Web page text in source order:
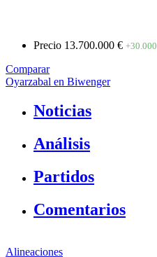
Precio 13.700.000 € +30.000
Comparar
Oyarzabal en Biwenger
Noticias
Análisis
Partidos
Comentarios
Alineaciones